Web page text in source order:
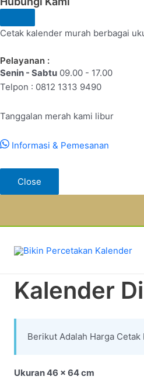
Cetak kalender murah berbagai
Pelayanan :
Senin - Sabtu 09.00 - 17.00
Telpon : 0812 1313 9490
Tanggalan merah kami libur
Informasi & Pemesanan
Close
konten
Kalender
Berikut Adalah Harga
Ukuran 46 x 64 cm